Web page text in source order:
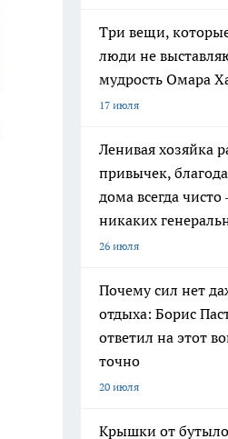
Три вещи,
люди не
мудрость Омара
17 июля
Ленивая хозяйка
привычек,
дома всегда
никаких
26 июля
Почему сил нет
отдыха: Борис
ответил на этот
точно
20 июля
Крышки от